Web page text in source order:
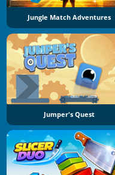
Jungle Match Adventures
Jumper's Quest